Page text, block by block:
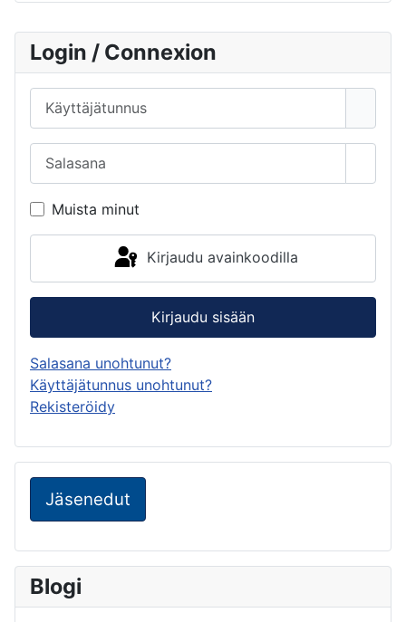
Login / Connexion
Muista minut
Kirjaudu avainkoodilla
Kirjaudu sisään
Salasana unohtunut?
Käyttäjätunnus unohtunut?
Rekisteröidy
Jäsenedut
Blogi